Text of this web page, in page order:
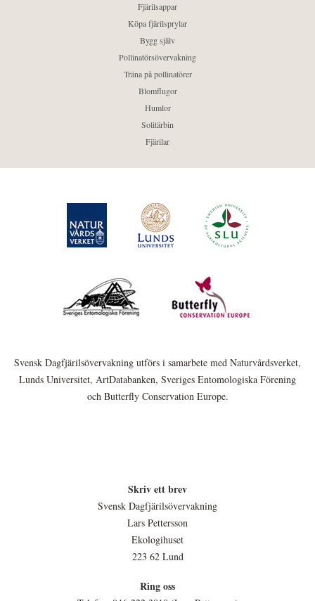
Fjärilsappar
Köpa fjärilsprylar
Bygg själv
Pollinatörsövervakning
Träna på pollinatörer
Blomflugor
Humlor
Solitärbin
Fjärilar
Svensk Dagfjärilsövervakning utförs i samarbete med Naturvårdsverket,
Lunds Universitet, ArtDatabanken, Sveriges Entomologiska Förening
och Butterfly Conservation Europe.
Skriv ett brev
Svensk Dagfjärilsövervakning
Lars Pettersson
Ekologihuset
223 62 Lund
Ring oss